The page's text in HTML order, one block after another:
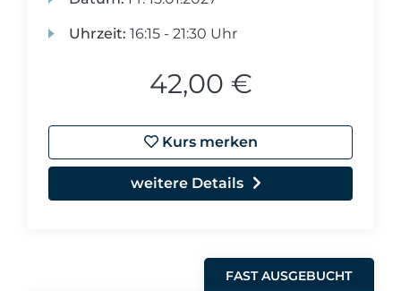
Uhrzeit: 16:15 - 21:30 Uhr
42,00 €
Kurs merken
weitere Details
FAST AUSGEBUCHT